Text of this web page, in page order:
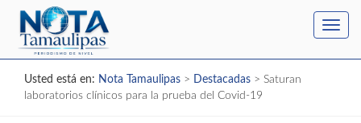
Usted está en: Nota Tamaulipas > Destacadas > Saturan
laboratorios clínicos para la prueba del Covid-19